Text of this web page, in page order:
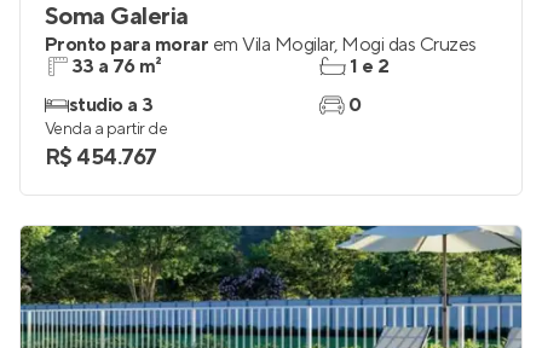
Soma Galeria
Pronto para morar em Vila Mogilar, Mogi das Cruzes
33 a 76 m²
studio a 3
1 e 2
0
Venda a partir de
R$ 454.767